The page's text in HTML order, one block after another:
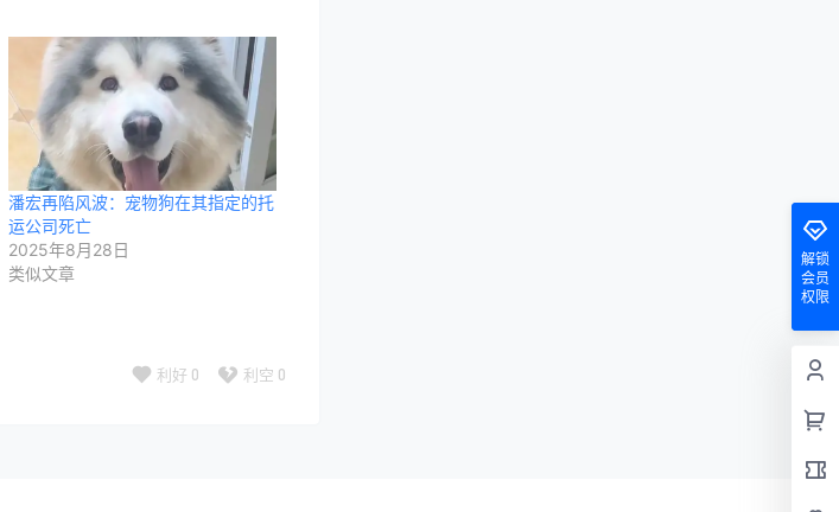
潘宏再陷风波：宠物狗在其指定的托
运公司死亡
2025年8月28日
类似文章
利好 0 利空 0
解锁
会员
权限